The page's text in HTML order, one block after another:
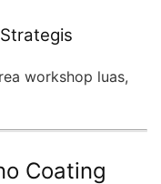
workshop luas,
Coating